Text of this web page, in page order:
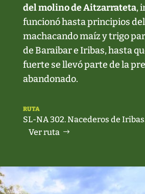
del molino de Aitzarrateta,
funcionó hasta principios
machacando maíz y trigo
de Baraibar e Iribas, hasta
fuerte se llevó parte de la
abandonado.
RUTA
SL-NA 302. Nacederos de
Ver ruta